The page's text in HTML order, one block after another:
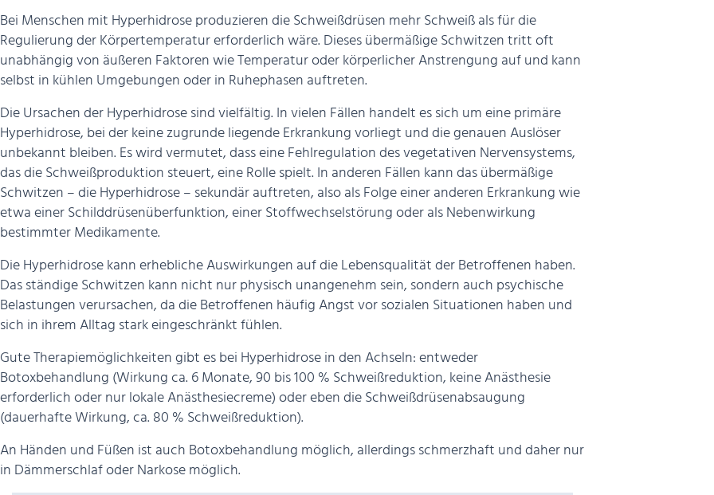
Bei Menschen mit Hyperhidrose produzieren die Schweißdrüsen mehr Schweiß als für die
Regulierung der Körpertemperatur erforderlich wäre. Dieses übermäßige Schwitzen tritt oft
unabhängig von äußeren Faktoren wie Temperatur oder körperlicher Anstrengung auf und kann
selbst in kühlen Umgebungen oder in Ruhephasen auftreten.
Die Ursachen der Hyperhidrose sind vielfältig. In vielen Fällen handelt es sich um eine primäre
Hyperhidrose, bei der keine zugrunde liegende Erkrankung vorliegt und die genauen Auslöser
unbekannt bleiben. Es wird vermutet, dass eine Fehlregulation des vegetativen Nervensystems,
das die Schweißproduktion steuert, eine Rolle spielt. In anderen Fällen kann das übermäßige
Schwitzen – die Hyperhidrose – sekundär auftreten, also als Folge einer anderen Erkrankung wie
etwa einer Schilddrüsenüberfunktion, einer Stoffwechselstörung oder als Nebenwirkung
bestimmter Medikamente.
Die Hyperhidrose kann erhebliche Auswirkungen auf die Lebensqualität der Betroffenen haben.
Das ständige Schwitzen kann nicht nur physisch unangenehm sein, sondern auch psychische
Belastungen verursachen, da die Betroffenen häufig Angst vor sozialen Situationen haben und
sich in ihrem Alltag stark eingeschränkt fühlen.
Gute Therapiemöglichkeiten gibt es bei Hyperhidrose in den Achseln: entweder
Botoxbehandlung (Wirkung ca. 6 Monate, 90 bis 100 % Schweißreduktion, keine Anästhesie
erforderlich oder nur lokale Anästhesiecreme) oder eben die Schweißdrüsenabsaugung
(dauerhafte Wirkung, ca. 80 % Schweißreduktion).
An Händen und Füßen ist auch Botoxbehandlung möglich, allerdings schmerzhaft und daher nur
in Dämmerschlaf oder Narkose möglich.